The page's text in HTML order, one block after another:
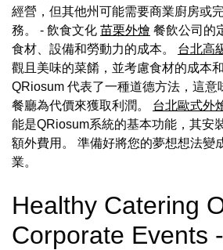
經營，但其他州可能需要商業廚房或
務。 - 飲食文化 苗栗外燴 餐飲公司的
食材、設備和勞動力的成本。 台北高
觀且美味的菜餚，並考慮食材的成本
QRiosum 代表了一種道德方法，這意
餐廳為代價來獲取利潤。 台北歐式外
能是QRiosum系統的基本功能，其安
額外費用。 準備好將您的夢想想法變
業。
Healthy Catering
Corporate Events